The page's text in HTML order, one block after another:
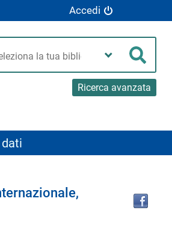
Accedi
Cerca
Ricerca avanzata